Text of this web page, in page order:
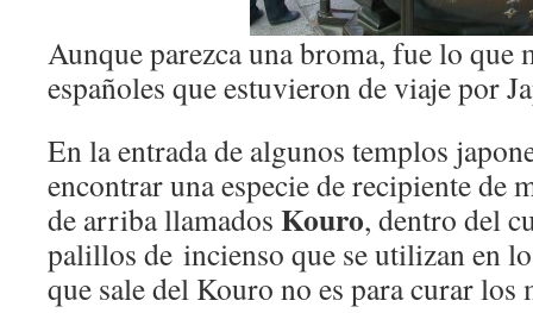
Aunque parezca una broma, fue lo que
españoles que estuvieron de viaje por
En la entrada de algunos templos
encontrar una especie de recipiente de
de arriba llamados Kouro, dentro del
palillos de incienso que se utilizan en
que sale del Kouro no es para curar los